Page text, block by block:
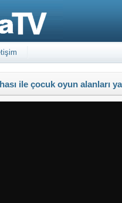
ile çocuk oyun alanları